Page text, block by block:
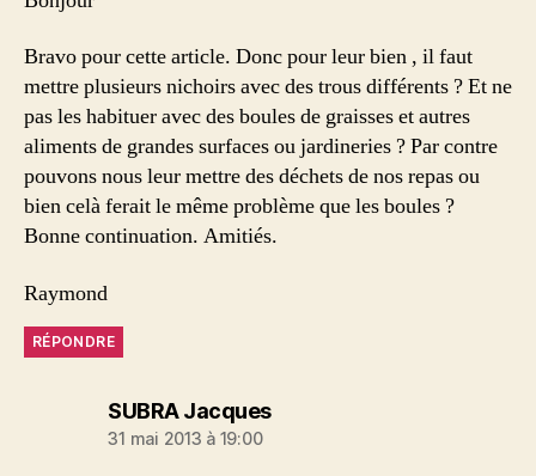
Bravo pour cette article. Donc pour leur bien , il faut
mettre plusieurs nichoirs avec des trous différents ? Et ne
pas les habituer avec des boules de graisses et autres
aliments de grandes surfaces ou jardineries ? Par contre
pouvons nous leur mettre des déchets de nos repas ou
bien celà ferait le même problème que les boules ?
Bonne continuation. Amitiés.
Raymond
RÉPONDRE
SUBRA Jacquesdit :
31 mai 2013 à 19:00